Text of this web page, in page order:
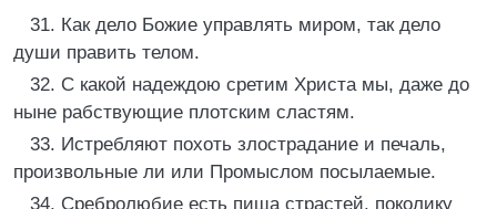
31. Как дело Божие управлять миром, так дело
души править телом.
32. С какой надеждою сретим Христа мы, даже до
ныне рабствующие плотским сластям.
33. Истребляют похоть злострадание и печаль,
произвольные ли или Промыслом посылаемые.
34. Сребролюбие есть пища страстей, поколику